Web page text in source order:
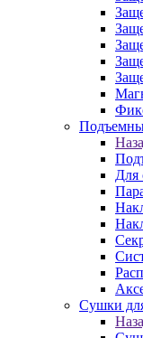
Для
Сушки